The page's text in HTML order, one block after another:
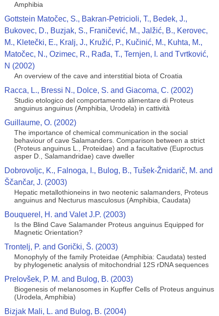
Amphibia
Gottstein Matočec, S., Bakran-Petricioli, T., Bedek, J.,
Bukovec, D., Buzjak, S., Franičević, M., Jalžić, B., Kerovec,
M., Kletečki, E., Kralj, J., Kružić, P., Kučinić, M., Kuhta, M.,
Matočec, N., Ozimec, R., Rađa, T., Ternjen, I. and Tvrtković,
N (2002)
An overview of the cave and interstitial biota of Croatia
Racca, L., Bressi N., Dolce, S. and Giacoma, C. (2002)
Studio etologico del comportamento alimentare di Proteus
anguinus anguinus (Amphibia, Urodela) in cattività
Guillaume, O. (2002)
The importance of chemical communication in the social
behaviour of cave Salamanders. Comparison between a strict
(Proteus anguinus L., Proteidae) and a facultative (Euproctus
asper D., Salamandridae) cave dweller
Dobrovoljc, K., Falnoga, I., Bulog, B., Tušek-Žnidarič, M. and
Ščančar, J. (2003)
Hepatic metallothioneins in two neotenic salamanders, Proteus
anguinus and Necturus masculosus (Amphibia, Caudata)
Bouquerel, H. and Valet J.P. (2003)
Is the Blind Cave Salamander Proteus anguinus Equipped for
Magnetic Orientation?
Trontelj, P. and Gorički, Š. (2003)
Monophyly of the family Proteidae (Amphibia: Caudata) tested
by phylogenetic analysis of mitochondrial 12S rDNA sequences
Prelovšek, P. M. and Bulog, B. (2003)
Biogenesis of melanosomes in Kupffer Cells of Proteus anguinus
(Urodela, Amphibia)
Bizjak Mali, L. and Bulog, B. (2004)